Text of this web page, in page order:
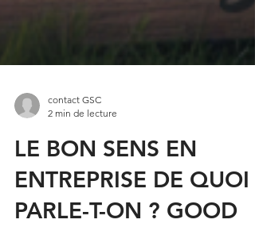
2 min de lecture
LE BON SENS EN
ENTREPRISE DE QUOI